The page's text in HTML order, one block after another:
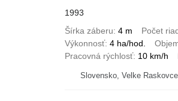
1993
Šírka záberu 4 m Počet
Výkonnosť 4 ha/hod.
Pracovná rýchlosť 10 km/h
Slovensko, Velke Raskovce